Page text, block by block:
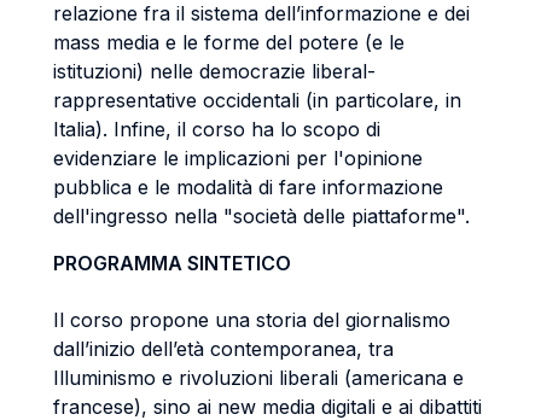
relazione fra il sistema dell’informazione e dei
mass media e le forme del potere (e le
istituzioni) nelle democrazie liberal-
rappresentative occidentali (in particolare, in
Italia). Infine, il corso ha lo scopo di
evidenziare le implicazioni per l'opinione
pubblica e le modalità di fare informazione
dell'ingresso nella "società delle piattaforme".
PROGRAMMA SINTETICO
Il corso propone una storia del giornalismo
dall’inizio dell’età contemporanea, tra
Illuminismo e rivoluzioni liberali (americana e
francese), sino ai new media digitali e ai dibattiti